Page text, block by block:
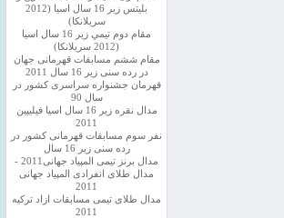
بليتس زير 16 سال اسيا (2012
سريلانكا)
مقام دوم تيمي زير 16 سال اسيا
(2012 سريلانكا)
مقام ششم مسابقات قهرمانی جهان
در رده سنی زیر 16 سال 2011
قهرمان جشنواره سراسری کشور در
سال 90
مدال نقره زیر 16 سال اسیا فیلیپین
2011
نفر سوم مسابقات قهرمانی کشور در
رده سنی زیر 16 سال
مدال برنز تیمی المپیاد جهانی2011 -
مدال طلای انفرادی المپیاد جهانی
2011
مدال طلای تیمی مسابقات ازاد ترکیه
2011